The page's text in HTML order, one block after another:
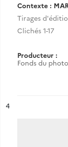
Contexte :
Tirages
Clichés 1-17
Producteur :
Fonds du
n°
4